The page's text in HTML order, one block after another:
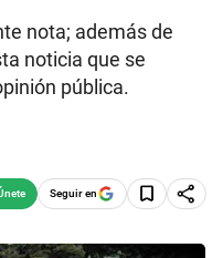
nota; además de
noticia que se
pública.
Seguir en